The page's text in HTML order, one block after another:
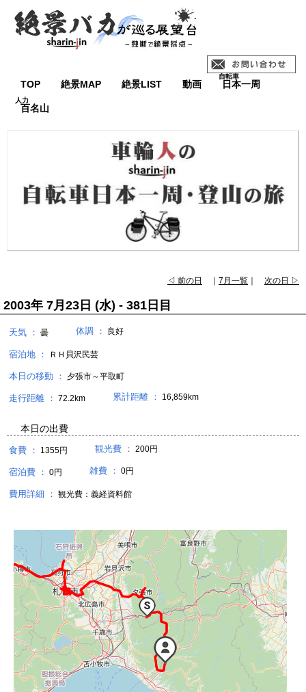
TOP 絶景MAP 絶景LIST 動画 日本一周
百名山
◁ 前の日 7月一覧 次の日 ▷
2003年 7月23日 (水) - 381日目
天気 ： 曇 体調 ： 良好
宿泊地 ： ＲＨ貝沢民芸
本日の移動 ： 夕張市～平取町
走行距離 ： 72.2km 累計距離 ： 16,859km
本日の出費
食費 ： 1355円 観光費 ： 200円
宿泊費 ： 0円 雑費 ： 0円
費用詳細 ： 観光費：義経資料館